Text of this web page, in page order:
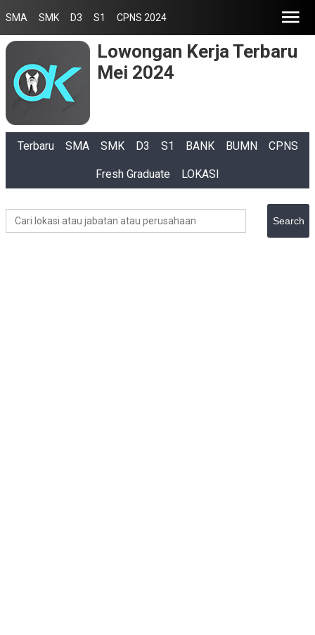
SMA SMK D3 S1 CPNS 2024
Lowongan Kerja Terbaru
Mei 2024
Terbaru SMA SMK D3 S1 BANK BUMN CPNS
Fresh Graduate LOKASI